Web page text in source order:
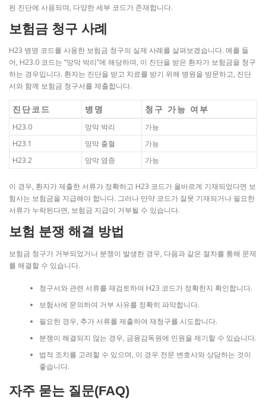
된 진단에 사용되며, 다양한 세부 코드가 존재합니다.
보험금 청구 사례
H23 병명 코드를 사용한 보험금 청구의 실제 사례를 살펴보겠습니다. 예를 들
어, H23.0 코드는 “망막 박리”에 해당하며, 이 진단을 받은 환자가 보험금을 청구
하는 경우입니다. 환자는 진단을 받고 치료를 받기 위해 병원을 방문하고, 진단
서와 함께 보험금 청구서를 제출합니다.
진단코드 병명 청구 가능 여부
H23.0 망막 박리
가능
H23.1
망막 출혈
가능
H23.2
망막 염증 가능
이 경우, 환자가 제출한 서류가 정확하고 H23 코드가 올바르게 기재되었다면 보
험사는 보험금을 지급해야 합니다. 그러나 만약 코드가 잘못 기재되거나 필요한
서류가 누락된다면, 보험금 지급이 거부될 수 있습니다.
보험 분쟁 해결 방법
보험금 청구가 거부되었거나 분쟁이 발생한 경우, 다음과 같은 절차를 통해 문제
를 해결할 수 있습니다.
청구서와 관련 서류를 재검토하여 H23 코드가 정확한지 확인합니다.
보험사에 문의하여 거부 사유를 정확히 파악합니다.
필요한 경우, 추가 서류를 제출하여 재청구를 시도합니다.
분쟁이 해결되지 않는 경우, 금융감독원에 민원을 제기할 수 있습니다.
법적 조치를 고려할 수 있으며, 이 경우 전문 변호사와 상담하는 것이
좋습니다.
자주 묻는 질문(FAQ)